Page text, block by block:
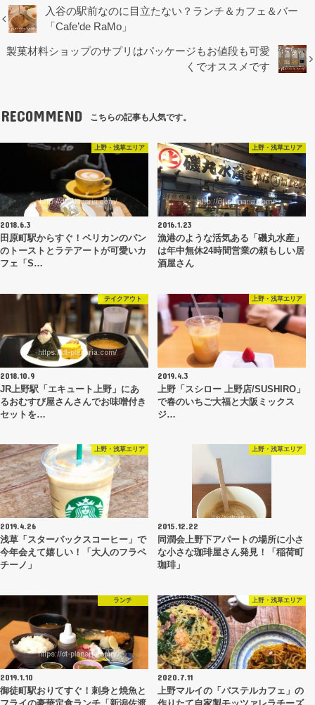
入谷の駅前なのに目立たない？ランチ＆カフェ＆バー
「Cafe’de RaMo」
製菓材料ショップのサプリはパッケージもお値段も可愛
くでオススメです
RECOMMEND こちらの記事も人気です。
上野・浅草エリア
2018.6.3
田原町駅からすぐ！ペリカンのパン
のトーストとラテアートが可愛いカ
フェ「S…
上野・浅草エリア
2016.1.23
漁港のような活気ある「磯丸水産」
は年中無休24時間営業の頼もしい居
酒屋さん
テイクアウト
2018.10.9
JR上野駅「エキュート上野」にあ
るおむすび屋さんさんでお味噌付き
セットを…
上野・浅草エリア
2019.4.3
上野「スシロー 上野店/SUSHIRO」
で春のいちご大福と大阪ミックス
ジ…
上野・浅草エリア
2019.4.26
浅草「スターバックスコーヒー」で
今年会えて嬉しい！「大人のフラペ
チーノ」
上野・浅草エリア
2015.12.22
同潤会上野下アパートの場所に小さ
な小さな珈琲屋さん発見！「稲荷町
珈琲」
ランチ
2019.1.10
御徒町駅おりてすぐ！刺身と焼魚と
上野・浅草エリア
2020.7.11
上野マルイの「パステルカフェ」の